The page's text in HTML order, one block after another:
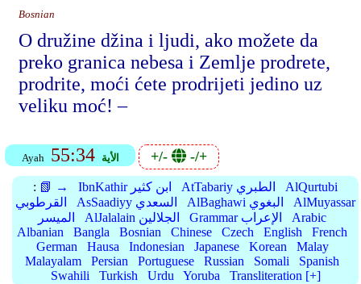
Bosnian
O družine džina i ljudi, ako možete da
preko granica nebesa i Zemlje prodrete,
prodrite, moći ćete prodrijeti jedino uz
veliku moć! –
Ayah 55:34 الأية +/- -/+
: 📗 → IbnKathir ابن كثير AtTabariy الطبري
AlQurtubi
القرطوبي
AsSaadiyy السعدي AlBaghawi البغوي
AlMuyassar
الميسر
AlJalalain الجلالين Grammar الإعراب
Arabic
Albanian
Bangla Bosnian Chinese Czech English
French
German
Hausa Indonesian Japanese Korean
Malay
Malayalam
Persian Portuguese Russian Somali
Spanish
Swahili
Turkish Urdu Yoruba Transliteration [+]